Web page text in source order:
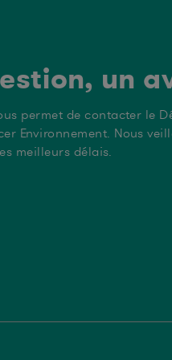
: A risk
of hepatocellular
in Denmark
Aflatoxin B(1) in Female
dans les chaînes
un
permet de contacter le
Environnement. Nous
meilleurs délais.